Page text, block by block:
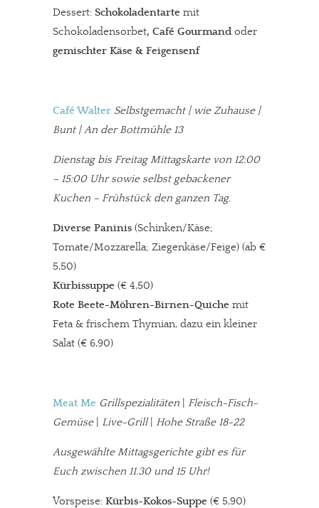
Dessert: Schokoladentarte mit
Schokoladensorbet, Café Gourmand oder
gemischter Käse & Feigensenf
Café Walter Selbstgemacht | wie Zuhause |
Bunt | An der Bottmühle 13
Dienstag bis Freitag Mittagskarte von 12:00
– 15:00 Uhr sowie selbst gebackener
Kuchen – Frühstück den ganzen Tag.
Diverse Paninis (Schinken/Käse;
Tomate/Mozzarella; Ziegenkäse/Feige) (ab €
5,50)
Kürbissuppe (€ 4,50)
Rote Beete-Möhren-Birnen-Quiche mit
Feta & frischem Thymian, dazu ein kleiner
Salat (€ 6,90)
Meat Me Grillspezialitäten
Fleisch-Fisch-
Gemüse| Live-Grill| Hohe Straße 18-22
Ausgewählte Mittagsgerichte gibt es für
Euch zwischen 11.30 und 15 Uhr!
Vorspeise: Kürbis-Kokos-Suppe (€ 5,90)